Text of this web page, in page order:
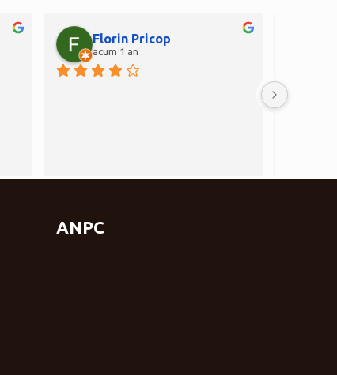
Florin Pricop
acum 1 an
Foarte
ANPC